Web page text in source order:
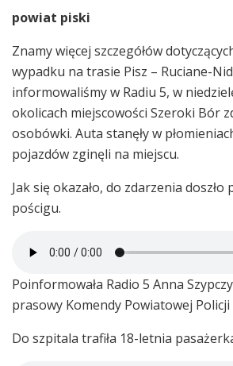
powiat piski
Znamy więcej szczegółów
wypadku na trasie Pisz – Ruciane-
informowaliśmy w Radiu 5, w
okolicach miejscowości Szeroki Bór
osobówki. Auta stanęły w
pojazdów zginęli na miejscu.
Jak się okazało, do zdarzenia doszło
pościgu.
Poinformowała Radio 5 Anna
prasowy Komendy Powiatowej Policji
Do szpitala trafiła 18-letnia